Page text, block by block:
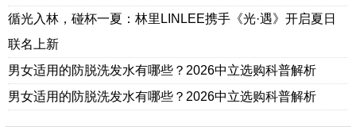
循光入林，碰杯一夏：林里LINLEE携手《光·遇》开启夏日
联名上新
男女适用的防脱洗发水有哪些？2026中立选购科普解析
男女适用的防脱洗发水有哪些？2026中立选购科普解析